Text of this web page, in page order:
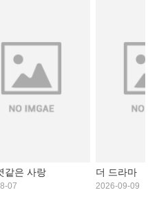
같은 사랑
07
더 드라마
2026-09-09